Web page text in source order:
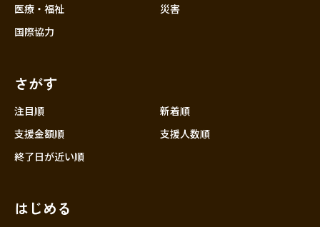
医療・福祉
国際協力
災害
さがす
注目順
新着順
支援金額順
支援人数順
終了日が近い順
はじめる